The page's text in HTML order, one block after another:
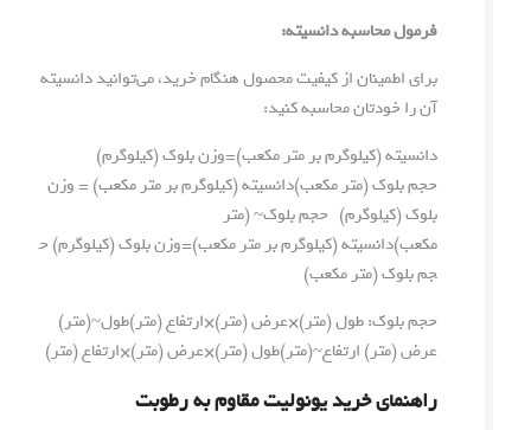
فرمول محاسبه دانسیته:
برای اطمینان از کیفیت محصول هنگام خرید، می‌توانید دانسیته
آن را خودتان محاسبه کنید:
دانسیته (کیلوگرم بر متر مکعب)=وزن بلوک (کیلوگرم)
حجم بلوک (متر مکعب)دانسیته (کیلوگرم بر متر مکعب) = وزن
بلوک (کیلوگرم) حجم بلوک~ (متر
مکعب)دانسیته(کیلوگرمبرمترمکعب)
=وزنبلوک(کیلوگرم) ح
جمبلوک(مترمکعب)
حجم بلوک:طول (متر)×عرض (متر)×ارتفاع (متر)طول~(متر)
عرض (متر) ارتفاع~(متر)طول(متر)
×عرض(متر)
×ارتفاع(متر)
راهنمای خرید یونولیت مقاوم به رطوبت